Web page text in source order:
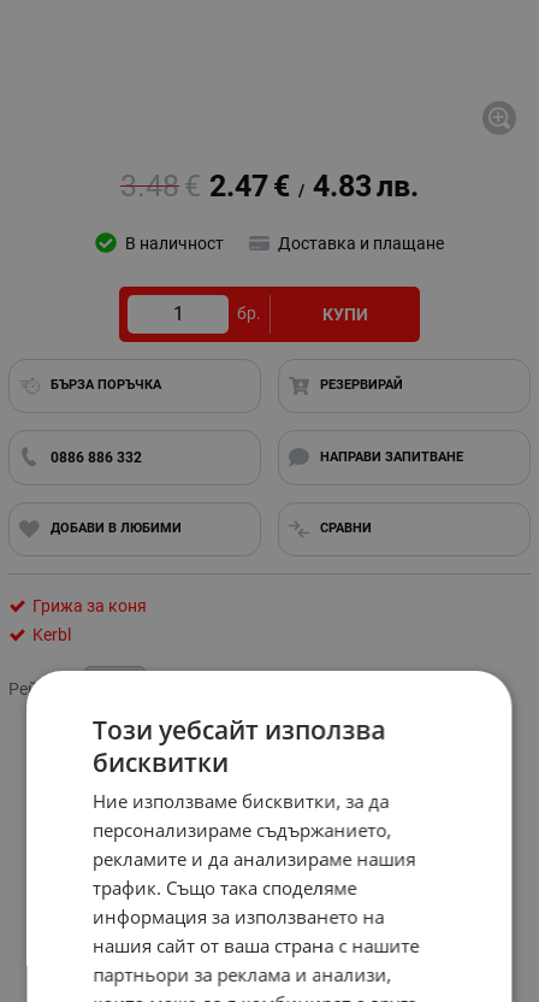
3.48€ 2.47€ / 4.83лв.
В наличност Доставка и плащане
бр. КУПИ
БЪРЗА ПОРЪЧКА РЕЗЕРВИРАЙ
0886 886 332 НАПРАВИ ЗАПИТВАНЕ
ДОБАВИ В ЛЮБИМИ СРАВНИ
Грижа за коня
Kerbl
Рейтинг:
Този уебсайт използва
бисквитки
Ние използваме бисквитки, за да
персонализираме съдържанието,
рекламите и да анализираме нашия
трафик. Също така споделяме
информация за използването на
нашия сайт от ваша страна с нашите
партньори за реклама и анализи,